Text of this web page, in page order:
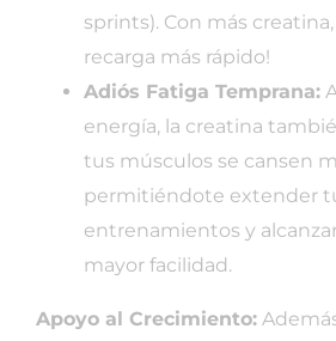
sprints). Con más creatina,
recarga más rápido!
Adiós Fatiga Temprana:
energía, la creatina
tus músculos se cansen
permitiéndote extender
entrenamientos y
mayor facilidad.
Apoyo al Crecimiento: